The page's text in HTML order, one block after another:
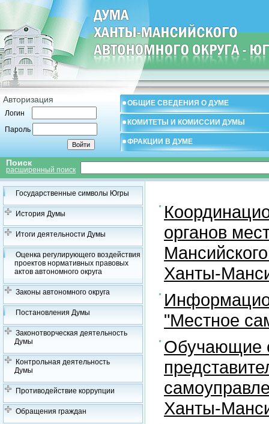
Авторизация
Логин
Пароль
ОБЩИЕ СВЕДЕНИЯ О ДУМЕ
КОМИТЕТЫ И КОМИССИИ ДУМЫ
ФРАКЦИИ В ДУМЕ
Поиск
расширенный поиск
Государственные символы Югры
История Думы
Итоги деятельности Думы
Оценка регулирующего воздействия
проектов нормативных правовых
актов автономного округа
Законы автономного округа
Постановления Думы
Законотворческая деятельность
Думы
Контрольная деятельность
Думы
Противодействие коррупции
Обращения граждан
органов
Ханты-
"Местное
Обучающие
Ханты-